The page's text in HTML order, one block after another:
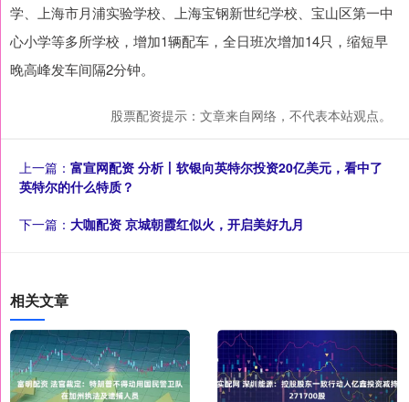
学、上海市月浦实验学校、上海宝钢新世纪学校、宝山区第一中
心小学等多所学校，增加1辆配车，全日班次增加14只，缩短早
晚高峰发车间隔2分钟。
股票配资提示：文章来自网络，不代表本站观点。
上一篇： 富宣网配资 分析丨软银向英特尔投资20亿美元，看中了
英特尔的什么特质？
下一篇： 大咖配资 京城朝霞红似火，开启美好九月
相关文章